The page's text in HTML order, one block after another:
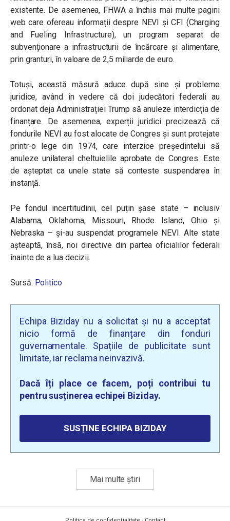
existente. De asemenea, FHWA a închis mai multe pagini
web care ofereau informații despre NEVI și CFI (Charging
and Fueling Infrastructure), un program separat de
subvenționare a infrastructurii de încărcare și alimentare,
prin granturi, în valoare de 2,5 miliarde de euro.
Totuși, această măsură aduce după sine și probleme
juridice, având în vedere că doi judecători federali au
ordonat deja Administrației Trump să anuleze interdicția de
finanțare. De asemenea, experții juridici precizează că
fondurile NEVI au fost alocate de Congres și sunt protejate
printr-o lege din 1974, care interzice președintelui să
anuleze unilateral cheltuielile aprobate de Congres. Este
de așteptat ca unele state să conteste suspendarea în
instanță.
Pe fondul incertitudinii, cel puțin șase state – inclusiv
Alabama, Oklahoma, Missouri, Rhode Island, Ohio și
Nebraska – și-au suspendat programele NEVI. Alte state
așteaptă, însă, noi directive din partea oficialilor federali
înainte de a lua decizii.
Sursă: Politico
Echipa Biziday nu a solicitat și nu a acceptat
nicio formă de finanțare din fonduri
guvernamentale. Spațiile de publicitate sunt
limitate, iar reclama neinvazivă.
Dacă îți place ce facem, poți contribui tu
pentru susținerea echipei Biziday.
SUSȚINE ECHIPA BIZIDAY
Mai multe știri